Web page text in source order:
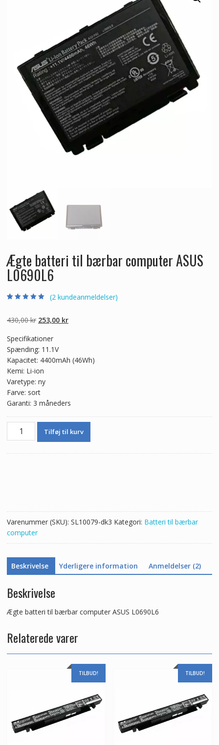
Ægte batteri til bærbar computer ASUS
L0690L6
baseret på
kundebedømmel
(2 kundeanmeldelser)
430,00kr Den
pris
var:
430,00 kr.
253,00 krDen
253,00 kr.
Specifikationer
Spænding: 11.1V
Kapacitet: 4400mAh (46Wh)
Kemi: Li-ion
Varetype: ny
Farve: sort
Garanti: 3 måneders
Ægte
Tilføj til kurv
Varenummer (SKU): SL10079-dk3 Kategori: Batteri til bærbar
computer
Beskrivelse Yderligere information Anmeldelser (2)
Beskrivelse
Ægte batteri til bærbar computer ASUS L0690L6
Relaterede varer
TILBUD! TILBUD!